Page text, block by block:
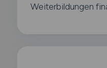
Weiterbildungen